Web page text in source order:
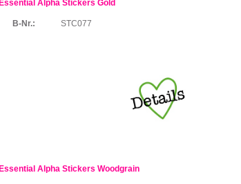
Essential Alpha Stickers Gold
B-Nr.: STC077
Essential Alpha Stickers Woodgrain